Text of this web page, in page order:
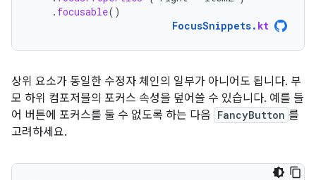
. focusable()
FocusSnippets. kt
상위 요소가 동일한 수정자 체인의 일부가 아니어도 됩니다. 부
모 하위 컴포저블의 포커스 속성을 덮어쓸 수 있습니다. 예를 들
어 버튼에 포커스를 둘 수 없도록 하는 다음 FancyButton 를
고려하세요.